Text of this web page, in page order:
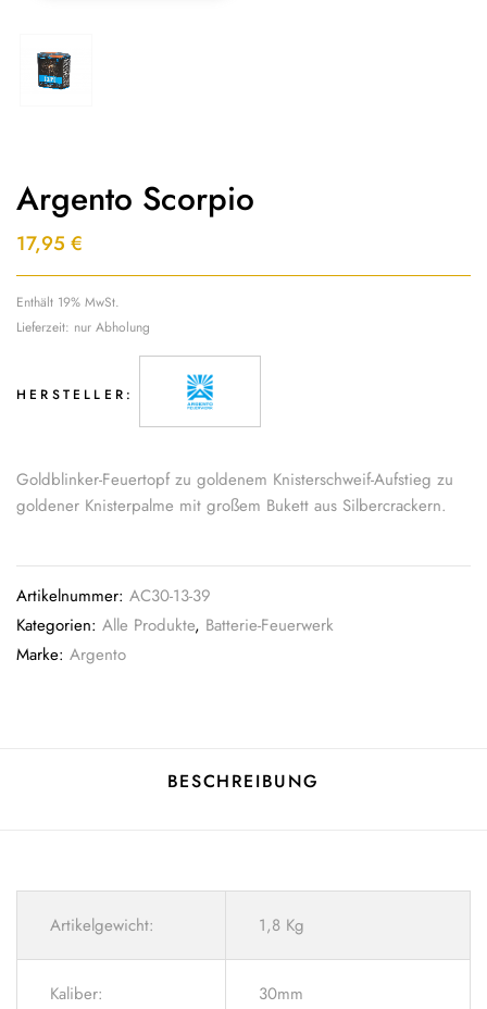
Argento Scorpio
17,95 €
Enthält 19% MwSt.
Lieferzeit: nur Abholung
HERSTELLER:
Goldblinker-Feuertopf zu goldenem Knisterschweif-Aufstieg zu
goldener Knisterpalme mit großem Bukett aus Silbercrackern.
Artikelnummer: AC30-13-39
Kategorien: Alle Produkte, Batterie-Feuerwerk
Marke: Argento
BESCHREIBUNG
Artikelgewicht: 1,8 Kg
Kaliber: 30mm